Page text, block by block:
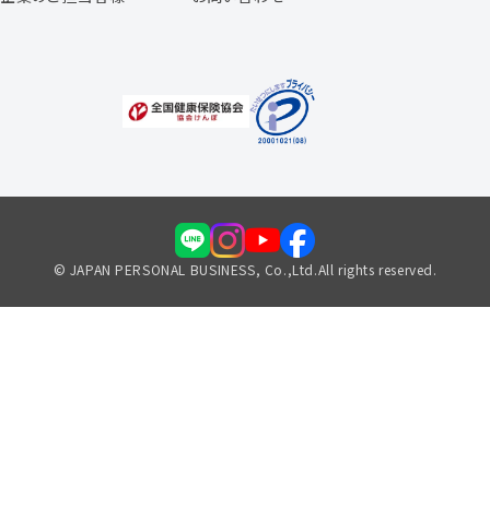
福利厚生のご案内
© JAPAN PERSONAL BUSINESS, Co.,Ltd.All rights reserved.